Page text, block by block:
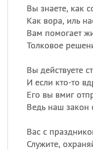
Вы знаете, как
Как вора, иль
Вам помогает
Толковое
Вы действуете
И если кто-то
Его вы вмиг
Ведь наш закон
Вас с
Служите,